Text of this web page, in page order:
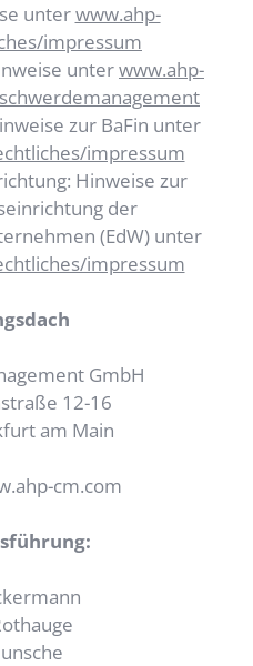
unterwww.ahp-
impressum
unterwww.ahp-
zur BaFin unter
impressum
Hinweise zur
der
(EdW) unter
impressum
GmbH
12-16
am Main
cm.com